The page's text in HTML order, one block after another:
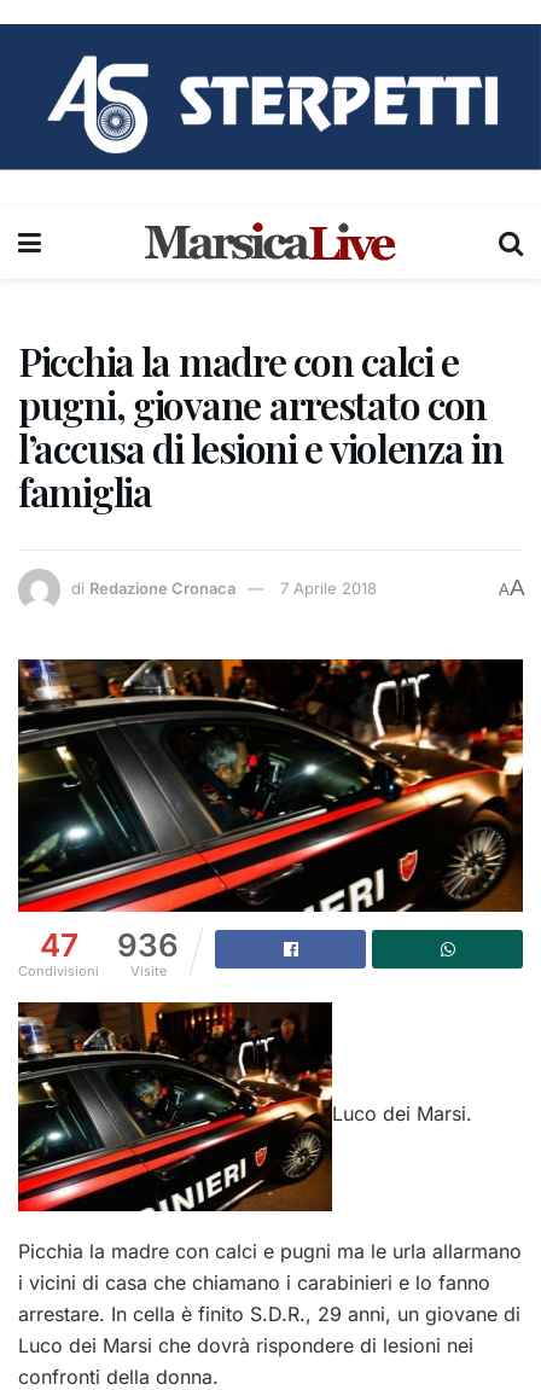
Picchia la madre con calci e
pugni, giovane arrestato con
l’accusa di lesioni e violenza in
famiglia
di Redazione Cronaca 7 Aprile 2018 AA
47
Condivisioni
936
Visite
Luco dei Marsi.
Picchia la madre con calci e pugni ma le urla allarmano
i vicini di casa che chiamano i carabinieri e lo fanno
arrestare. In cella è finito S.D.R., 29 anni, un giovane di
Luco dei Marsi che dovrà rispondere di lesioni nei
confronti della donna.